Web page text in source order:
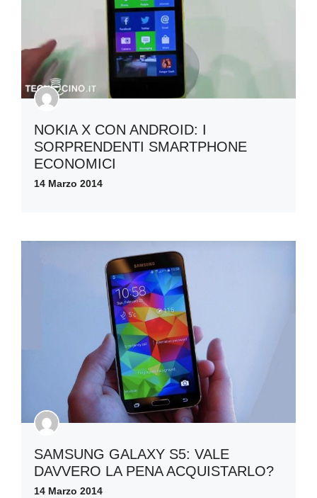
NOKIA X CON ANDROID: I
SORPRENDENTI SMARTPHONE
ECONOMICI
14 Marzo 2014
SAMSUNG GALAXY S5: VALE
DAVVERO LA PENA ACQUISTARLO?
14 Marzo 2014